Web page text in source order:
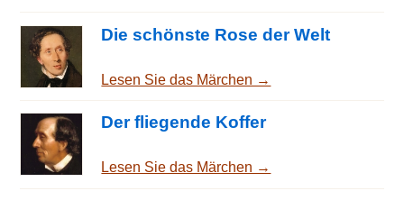
Die schönste Rose der Welt
Lesen Sie das Märchen →
Der fliegende Koffer
Lesen Sie das Märchen →